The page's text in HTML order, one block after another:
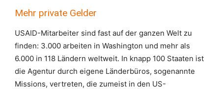
Mehr private Gelder
USAID-Mitarbeiter sind fast auf der ganzen Welt zu
finden: 3.000 arbeiten in Washington und mehr als
6.000 in 118 Ländern weltweit. In knapp 100 Staaten ist
die Agentur durch eigene Länderbüros, sogenannte
Missions, vertreten, die zumeist in den US-